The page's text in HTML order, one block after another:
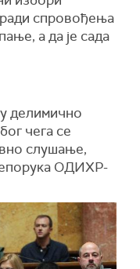
спровођења
а да је сада
делимично
чега се
слушање,
ОДИХР-